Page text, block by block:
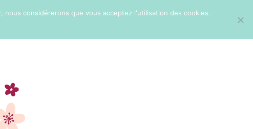
considérerons que vous acceptez l'utilisation des cookies.